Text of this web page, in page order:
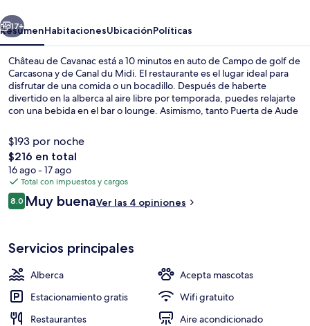
Siguiente
17+
ResumenHabitacionesUbicaciónPolíticas
Château de Cavanac está a 10 minutos en auto de Campo de golf de
Carcasona y de Canal du Midi. El restaurante es el lugar ideal para
disfrutar de una comida o un bocadillo. Después de haberte
divertido en la alberca al aire libre por temporada, puedes relajarte
con una bebida en el bar o lounge. Asimismo, tanto Puerta de Aude
en auto.
$193 por noche
El
precio
total
es
de
$216 en total
16 ago - 17 ago
Total con impuestos y cargos
Opiniones
8.08.0 de 10,
Muy buenaVer las 4 opiniones
Servicios principales
Alberca
Acepta mascotas
Estacionamiento gratis
Wifi gratuito
Restaurantes
Aire acondicionado